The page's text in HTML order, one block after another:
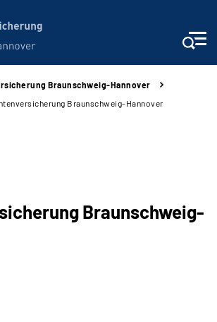
Braunschweig-Hannover
Braunschweig-Hannover
Braunschweig-